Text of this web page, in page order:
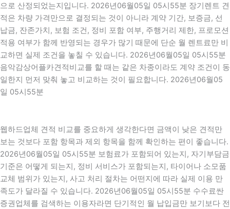
으로 산정되었는지입니다. 2026년06월05일 05시55분 장기렌트 견
적은 차량 가격만으로 결정되는 것이 아니라 계약 기간, 보증금, 선
납금, 잔존가치, 보험 조건, 정비 포함 여부, 주행거리 제한, 프로모션
적용 여부가 함께 반영되는 경우가 많기 때문에 단순 월 렌트료만 비
교하면 실제 조건을 놓칠 수 있습니다. 2026년06월05일 05시55분
음악감상어플카견적비교를 할 때는 같은 차종이라도 계약 조건이 동
일한지 먼저 맞춰 놓고 비교하는 것이 필요합니다. 2026년06월05
일 05시55분
웹하드업체 견적 비교를 중요하게 생각한다면 금액이 낮은 견적만
보는 것보다 포함 항목과 제외 항목을 함께 확인하는 편이 좋습니다.
2026년06월05일 05시55분 보험료가 포함되어 있는지, 자기부담금
기준은 어떻게 되는지, 정비 서비스가 포함되는지, 타이어나 소모품
교체 범위가 있는지, 사고 처리 절차는 어떤지에 따라 실제 이용 만
족도가 달라질 수 있습니다. 2026년06월05일 05시55분 수수료싼
증권업체를 검색하는 이용자라면 단기적인 월 납입금만 보기보다 전